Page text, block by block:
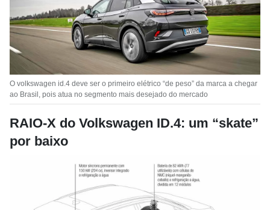
O volkswagen id.4 deve ser o primeiro elétrico “de peso” da marca a chegar
ao Brasil, pois atua no segmento mais desejado do mercado
RAIO-X do Volkswagen ID.4: um “skate”
por baixo